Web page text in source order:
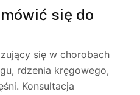
się do
się w chorobach
rdzenia kręgowego,
Konsultacja